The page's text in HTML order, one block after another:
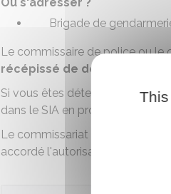
Brigade de
Le commissaire de police ou
récépissé de déclaration de
Si vous êtes détenteur d'un
dans le SIA en produisant la
Le commissariat ou la
accordé l'autorisation ou